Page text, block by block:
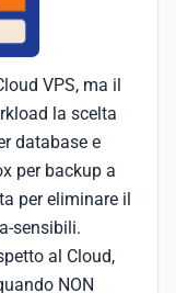
VPS, ma il
la scelta
database e
per backup a
per eliminare il
sensibili.
al Cloud,
NON